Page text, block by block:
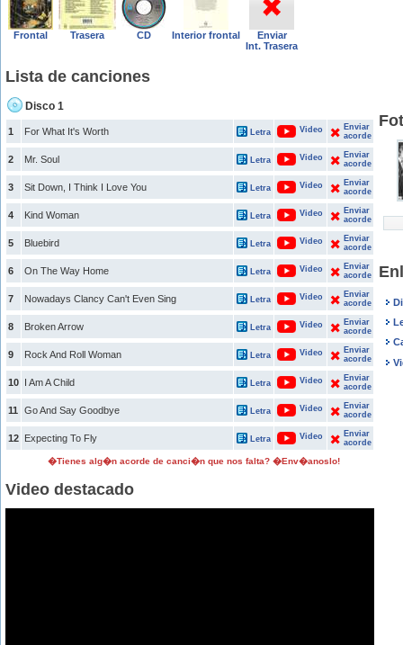
Frontal Trasera CD Interior frontal
Enviar
Int. Trasera
Lista de canciones
Disco 1
1 For What It's Worth Letra Video
Enviar
acorde
2 Mr. Soul Letra Video
Enviar
acorde
3 Sit Down, I Think I Love You Letra Video
Enviar
acorde
4 Kind Woman Letra Video
Enviar
acorde
5 Bluebird Letra Video
Enviar
acorde
6 On The Way Home Letra Video
Enviar
acorde
7 Nowadays Clancy Can't Even Sing Letra Video
Enviar
acorde
8 Broken Arrow Letra Video
Enviar
acorde
9 Rock And Roll Woman Letra Video
Enviar
acorde
10 I Am A Child Letra Video
Enviar
acorde
11 Go And Say Goodbye Letra Video
Enviar
acorde
12 Expecting To Fly Letra Video
Enviar
acorde
�Tienes alg�n acorde de canci�n que nos falta? �Env�anoslo!
Video destacado